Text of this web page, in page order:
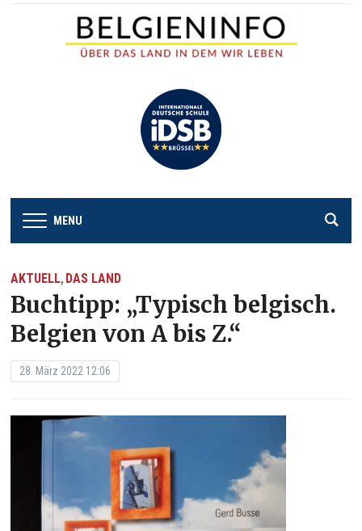
MENU
AKTUELL, DAS LAND
Buchtipp: „Typisch belgisch.
Belgien von A bis Z.“
28. März 2022 12:06